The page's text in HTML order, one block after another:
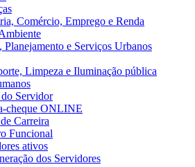
Comércio, Emprego e Renda
Planejamento e Serviços Urbanos
Limpeza e Iluminação pública
Servidor
cheque ONLINE
Carreira
Funcional
ativos
dos Servidores